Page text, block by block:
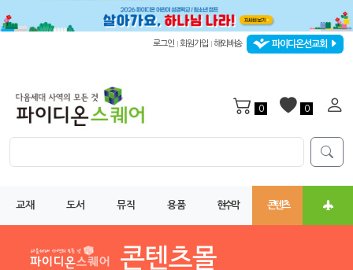
로그인 회원가입 해외배송 파이디온선교회
0 0
교재 도서 뮤직 용품 현수막 콘텐츠